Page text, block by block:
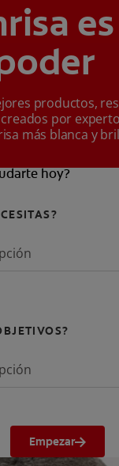
productos,
por
más blanca y
hoy?
Empezar